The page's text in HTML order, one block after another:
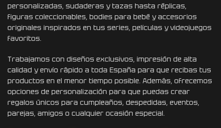
personalizadas, sudaderas y tazas hasta réplicas,
figuras coleccionables, bodies para bebé y accesorios
originales inspirados en tus series, películas y videojuegos
favoritos.
Trabajamos con diseños exclusivos, impresión de alta
calidad y envío rápido a toda España para que recibas tus
productos en el menor tiempo posible. Además, ofrecemos
opciones de personalización para que puedas crear
regalos únicos para cumpleaños, despedidas, eventos,
parejas, amigos o cualquier ocasión especial.